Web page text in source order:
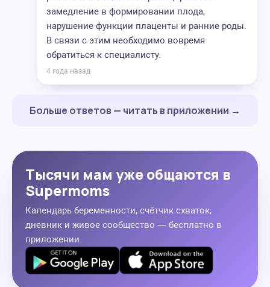
замедление в формировании плода,
нарушение функции плаценты и ранние роды.
В связи с этим необходимо вовремя
обратиться к специалисту.
4 года назад
Больше ответов — читать в приложении →
Тысячи мам уже общаются в
Supermoms
Календарь беременности, счётчик схваток,
дневник и живое сообщество — бесплатно в
приложении.